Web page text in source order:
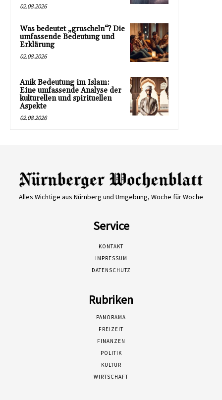
02.08.2026
Was bedeutet „gruscheln“? Die
umfassende Bedeutung und
Erklärung
02.08.2026
Anik Bedeutung im Islam:
Eine umfassende Analyse der
kulturellen und spirituellen
Aspekte
02.08.2026
Alles Wichtige aus Nürnberg und Umgebung, Woche für Woche
Service
KONTAKT
IMPRESSUM
DATENSCHUTZ
Rubriken
PANORAMA
FREIZEIT
FINANZEN
POLITIK
KULTUR
WIRTSCHAFT